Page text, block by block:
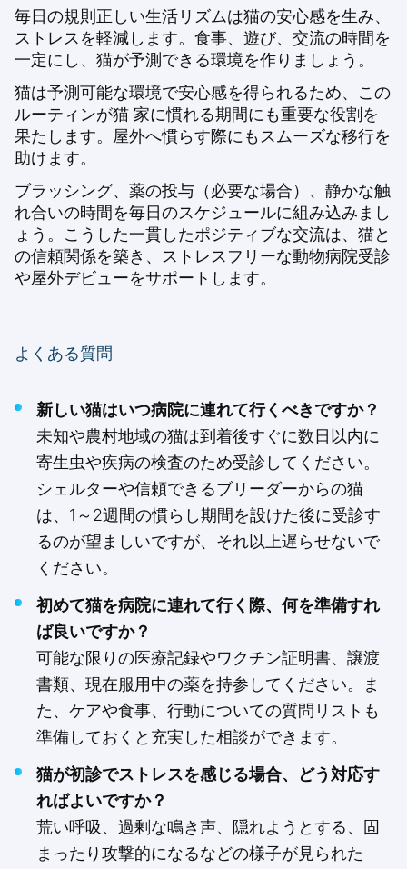
毎日の規則正しい生活リズムは猫の安心感を生み、
ストレスを軽減します。食事、遊び、交流の時間を
一定にし、猫が予測できる環境を作りましょう。
猫は予測可能な環境で安心感を得られるため、この
ルーティンが猫 家に慣れる期間にも重要な役割を
果たします。屋外へ慣らす際にもスムーズな移行を
助けます。
ブラッシング、薬の投与（必要な場合）、静かな触
れ合いの時間を毎日のスケジュールに組み込みまし
ょう。こうした一貫したポジティブな交流は、猫と
の信頼関係を築き、ストレスフリーな動物病院受診
や屋外デビューをサポートします。
よくある質問
新しい猫はいつ病院に連れて行くべきですか？
未知や農村地域の猫は到着後すぐに数日以内に
寄生虫や疾病の検査のため受診してください。
シェルターや信頼できるブリーダーからの猫
は、1～2週間の慣らし期間を設けた後に受診す
るのが望ましいですが、それ以上遅らせないで
ください。
初めて猫を病院に連れて行く際、何を準備すれ
ば良いですか？
可能な限りの医療記録やワクチン証明書、譲渡
書類、現在服用中の薬を持参してください。ま
た、ケアや食事、行動についての質問リストも
準備しておくと充実した相談ができます。
猫が初診でストレスを感じる場合、どう対応す
ればよいですか？
荒い呼吸、過剰な鳴き声、隠れようとする、固
まったり攻撃的になるなどの様子が見られた